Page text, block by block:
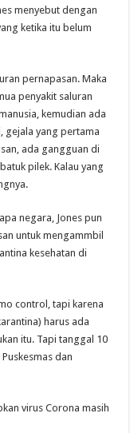
menyebut dengan
ketika itu belum
pernapasan. Maka
penyakit saluran
kemudian ada
gejala yang pertama
ada gangguan di
pilek. Kalau yang
negara, Jones pun
untuk mengammbil
kesehatan di
control, tapi karena
harus ada
itu. Tapi tanggal 10
dan
virus Corona masih